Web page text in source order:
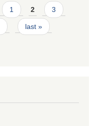
1 2 3
last »